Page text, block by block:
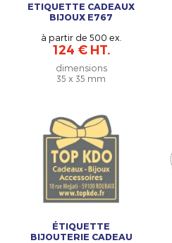
ETIQUETTE CADEAUX
BIJOUX E767
à partir de 500 ex.
124 € HT.
dimensions
35 x 35 mm
ÉTIQUETTE
BIJOUTERIE CADEAU